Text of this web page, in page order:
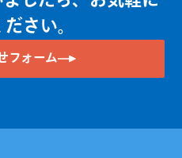
さい。
フォーム